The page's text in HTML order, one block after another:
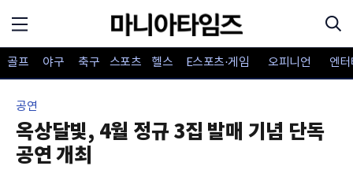
골프 야구 축구 스포츠 헬스 E스포츠·게임 오피니언 엔
공연
옥상달빛, 4월 정규 3집 발매 기념 단독
공연 개최